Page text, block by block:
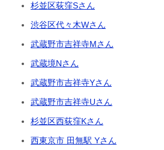
杉並区荻窪Sさん
渋谷区代々木Wさん
武蔵野市吉祥寺Mさん
武蔵境Nさん
武蔵野市吉祥寺Yさん
武蔵野市吉祥寺Uさん
杉並区西荻窪Kさん
西東京市 田無駅 Yさん